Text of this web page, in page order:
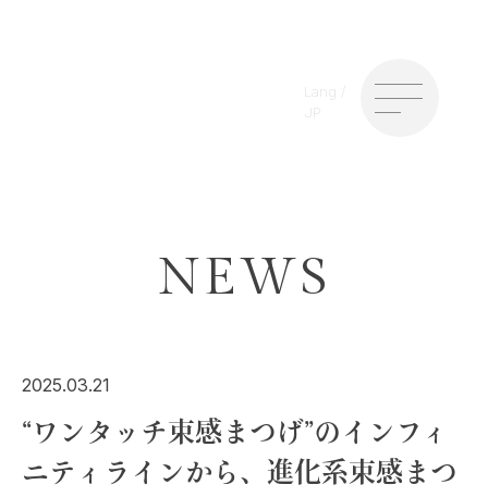
Lang /
JP
NEWS
2025.03.21
“ワンタッチ束感まつげ”のインフィ
ニティラインから、進化系束感まつ